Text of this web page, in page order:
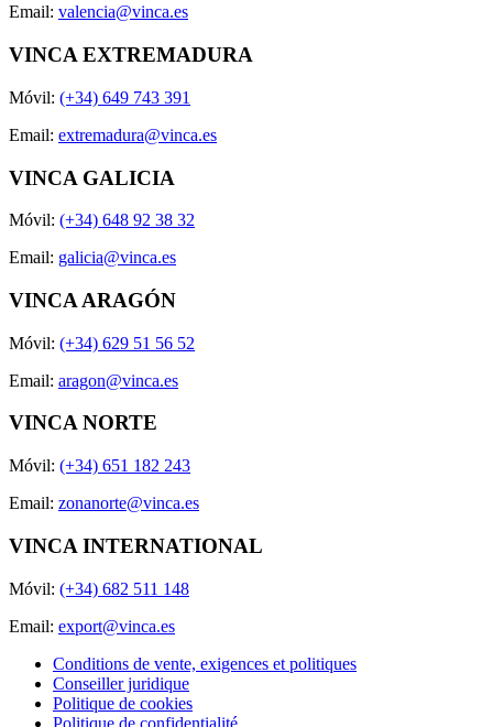
Email: valencia@vinca.es
VINCA EXTREMADURA
Móvil: (+34) 649 743 391
Email: extremadura@vinca.es
VINCA GALICIA
Móvil: (+34) 648 92 38 32
Email: galicia@vinca.es
VINCA ARAGÓN
Móvil: (+34) 629 51 56 52
Email: aragon@vinca.es
VINCA NORTE
Móvil: (+34) 651 182 243
Email: zonanorte@vinca.es
VINCA INTERNATIONAL
Móvil: (+34) 682 511 148
Email: export@vinca.es
Conditions de vente, exigences et politiques
Conseiller juridique
Politique de cookies
Politique de confidentialité